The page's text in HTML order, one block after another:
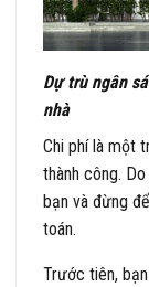
Dự trù ngân
nhà
Chi phí là một
thành công.
bạn và đừng
toán.
Trước tiên,